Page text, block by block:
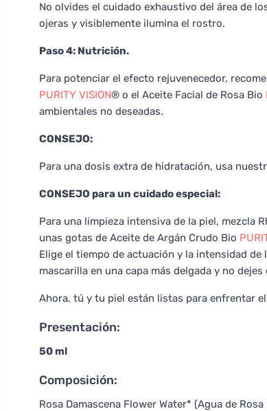
No olvides el cuidado exhaustivo del área de
ojeras y visiblemente ilumina el rostro.
Paso 4: Nutrición.
Para potenciar el efecto rejuvenecedor,
PURITY VISION® o el Aceite Facial de Rosa Bio
ambientales no deseadas.
CONSEJO:
Para una dosis extra de hidratación, usa
CONSEJO para un cuidado especial:
Para una limpieza intensiva de la piel, mezcla
unas gotas de Aceite de Argán Crudo Bio
Elige el tiempo de actuación y la intensidad
mascarilla en una capa más delgada y no
Ahora, tú y tu piel están listas para enfrentar
Presentación:
50 ml
Composición:
Rosa Damascena Flower Water* (Agua de